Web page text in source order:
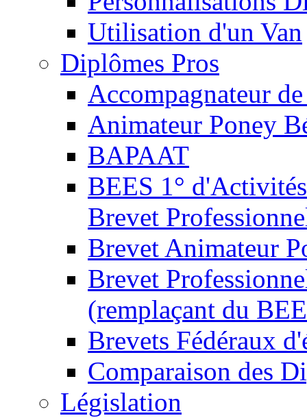
Utilisation d'un Van
Diplômes Pros
Accompagnateur
Animateur Poney
BAPAAT
BEES 1°
Brevet
Brevet Animateur
Brevet
(remplaçant du
Brevets Fédéraux
Comparaison des
Législation